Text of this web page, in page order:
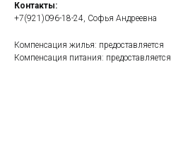
Контакты:
+7(921)096-18-24, Софья Андреевна
Компенсация жилья: предоставляется
Компенсация питания: предоставляется